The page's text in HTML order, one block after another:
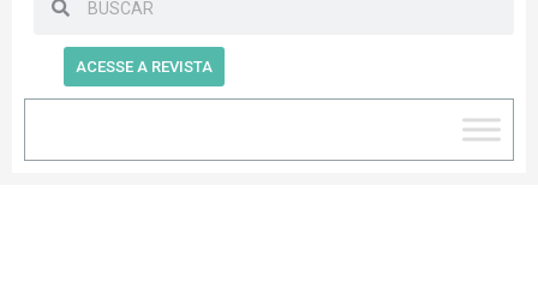
ACESSE A REVISTA